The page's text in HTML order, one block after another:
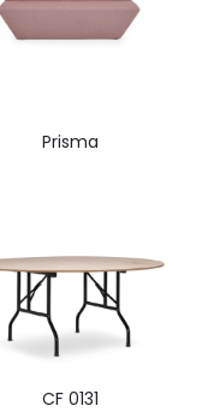
Prisma
CF 0131